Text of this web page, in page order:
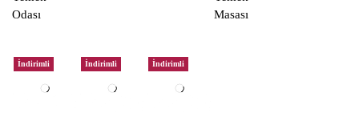
Odası
Masası
İndirimli İndirimli İndirimli